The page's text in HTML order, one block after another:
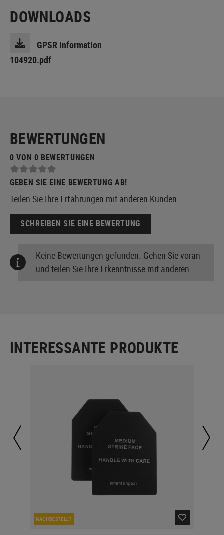
DOWNLOADS
GPSR Information
104920.pdf
BEWERTUNGEN
0 VON 0 BEWERTUNGEN
GEBEN SIE EINE BEWERTUNG AB!
Teilen Sie Ihre Erfahrungen mit anderen Kunden.
SCHREIBEN SIE EINE BEWERTUNG
Keine Bewertungen gefunden. Gehen Sie voran
und teilen Sie Ihre Erkenntnisse mit anderen.
INTERESSANTE PRODUKTE
NACHBESTELLT